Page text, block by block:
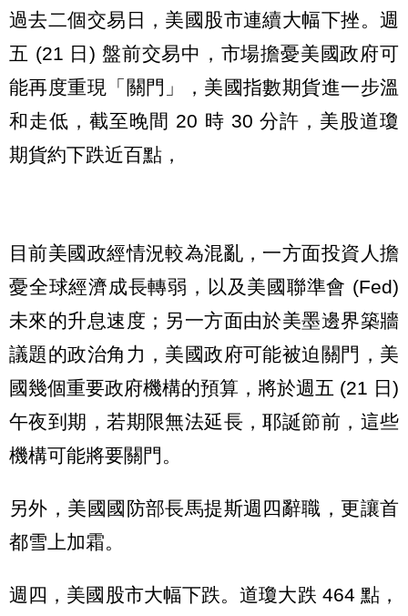
過去二個交易日，美國股市連續大幅下挫。週
五 (21 日) 盤前交易中，市場擔憂美國政府可
能再度重現「關門」，美國指數期貨進一步溫
和走低，截至晚間 20 時 30 分許，美股道瓊
期貨約下跌近百點，
目前美國政經情況較為混亂，一方面投資人擔
憂全球經濟成長轉弱，以及美國聯準會 (Fed)
未來的升息速度；另一方面由於美墨邊界築牆
議題的政治角力，美國政府可能被迫關門，美
國幾個重要政府機構的預算，將於週五 (21 日)
午夜到期，若期限無法延長，耶誕節前，這些
機構可能將要關門。
另外，美國國防部長馬提斯週四辭職，更讓首
都雪上加霜。
週四，美國股市大幅下跌。道瓊大跌 464 點，